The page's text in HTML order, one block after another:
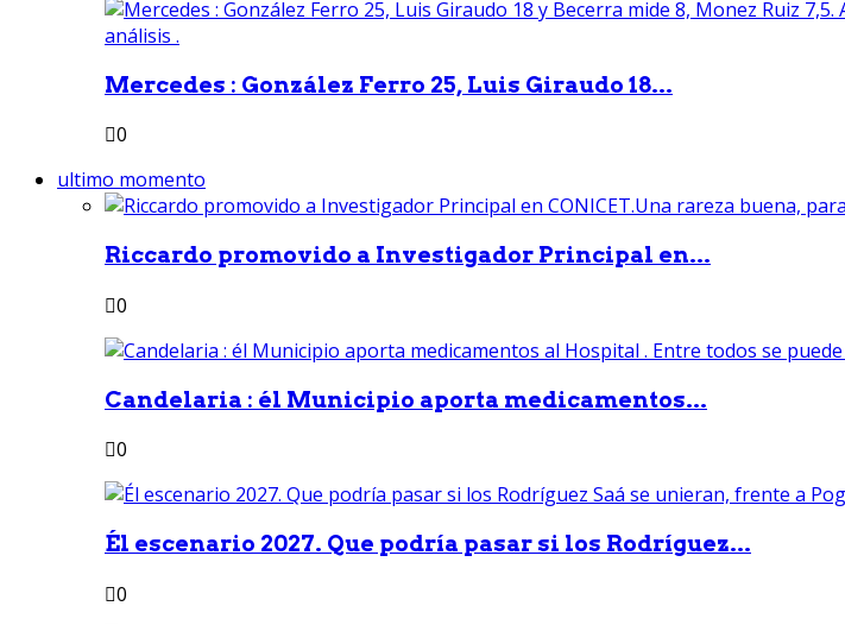
Mercedes : González Ferro 25, Luis Giraudo 18...
0
ultimo momento
Riccardo promovido a Investigador Principal en...
0
Candelaria : él Municipio aporta medicamentos...
0
Él escenario 2027. Que podría pasar si los Rodríguez...
0